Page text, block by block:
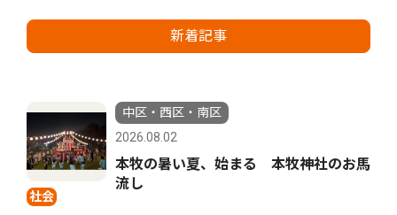
新着記事
社会
中区・西区・南区
2026.08.02
本牧の暑い夏、始まる 本牧神社のお馬
流し